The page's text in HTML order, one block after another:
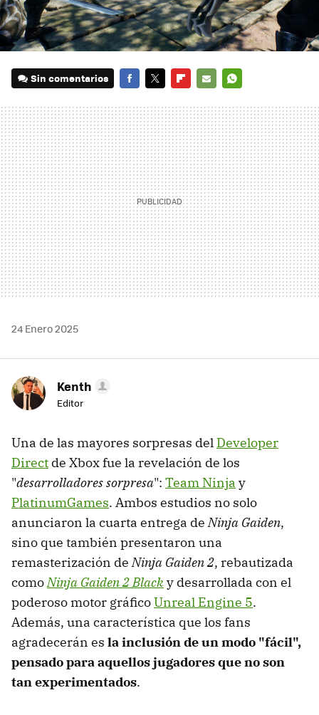
Sin comentarios
MAIL
24 Enero 2025
Kenth
Editor
Una de las mayores sorpresas del Developer
Direct de Xbox fue la revelación de los
"desarrolladores sorpresa": Team Ninja y
PlatinumGames. Ambos estudios no solo
anunciaron la cuarta entrega deNinja Gaiden,
sino que también presentaron una
remasterización deNinja Gaiden 2, rebautizada
comoNinja Gaiden 2 Blacky desarrollada con el
poderoso motor gráficoUnreal Engine 5.
Además, una característica que los fans
agradecerán es la inclusión de un modo "fácil",
pensado para aquellos jugadores que no son
tan experimentados.